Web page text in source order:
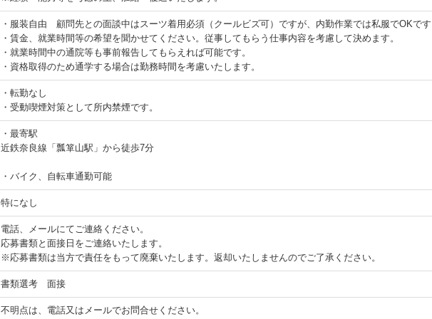
・服装自由 顧問先との面談中はスーツ着用必須（クールビズ可）ですが、内勤作業では私服でOKで
・賃金、就業時間等の希望を聞かせてください。従事してもらう仕事内容を考慮して決めます。
・就業時間中の通院等も事前報告してもらえれば可能です。
・資格取得のため通学する場合は勤務時間を考慮いたします。
・転勤なし
・受動喫煙対策として所内禁煙です。
・最寄駅
近鉄奈良線「瓢箪山駅」から徒歩7分
・バイク、自転車通勤可能
特になし
電話、メールにてご連絡ください。
応募書類と面接日をご連絡いたします。
※応募書類は当方で責任をもって廃棄いたします。返却いたしませんのでご了承ください。
書類選考 面接
不明点は、電話又はメールでお問合せください。